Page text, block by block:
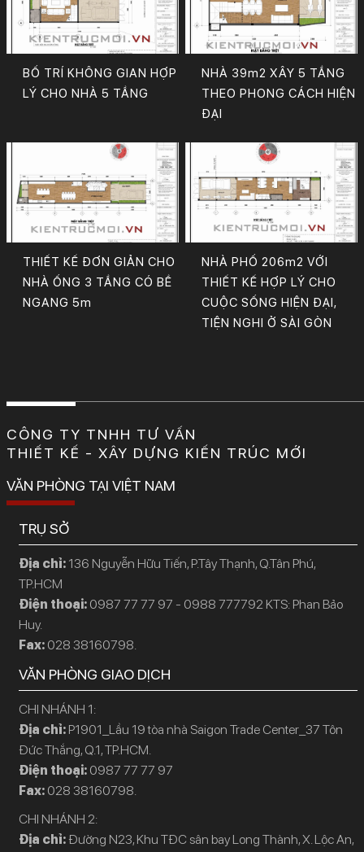
BỐ TRÍ KHÔNG GIAN HỢP
LÝ CHO NHÀ 5 TẦNG
NHÀ 39m2 XÂY 5 TẦNG
THEO PHONG CÁCH HIỆN
ĐẠI
THIẾT KẾ ĐƠN GIẢN CHO
NHÀ ỐNG 3 TẦNG CÓ BỀ
NGANG 5m
NHÀ PHỐ 206m2 VỚI
THIẾT KẾ HỢP LÝ CHO
CUỘC SỐNG HIỆN ĐẠI,
TIỆN NGHI Ở SÀI GÒN
CÔNG TY TNHH TƯ VẤN
THIẾT KẾ - XÂY DỰNG KIẾN TRÚC MỚI
VĂN PHÒNG TẠI VIỆT NAM
TRỤ SỞ
Địa chỉ: 136 Nguyễn Hữu Tiến, P.Tây Thạnh, Q.Tân Phú,
TP.HCM
Điện thoại: 0987 77 77 97 - 0988 777792 KTS: Phan Bảo
Huy.
Fax: 028 38160798.
VĂN PHÒNG GIAO DỊCH
CHI NHÁNH 1:
Địa chỉ: P1901_Lầu 19 tòa nhà Saigon Trade Center_37 Tôn
Đức Thắng, Q.1, TP.HCM.
Điện thoại: 0987 77 77 97
Fax: 028 38160798.
CHI NHÁNH 2:
Địa chỉ:Đường N23, Khu TĐC sân bay Long Thành, X. Lộc An,